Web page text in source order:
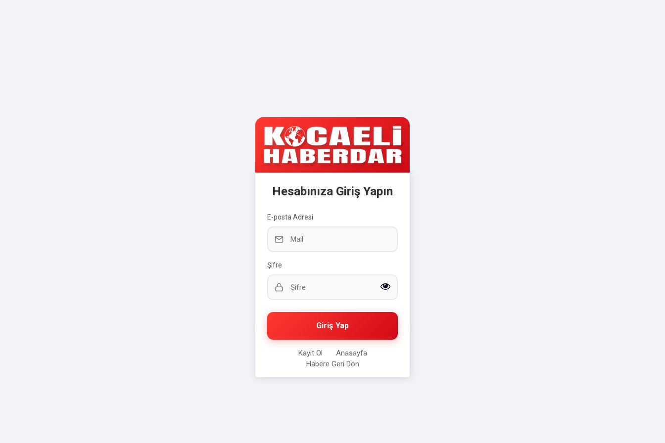
Hesabınıza Giriş Yapın
E-posta Adresi
Şifre
Giriş Yap
Kayıt Ol
Anasayfa
Habere Geri Dön